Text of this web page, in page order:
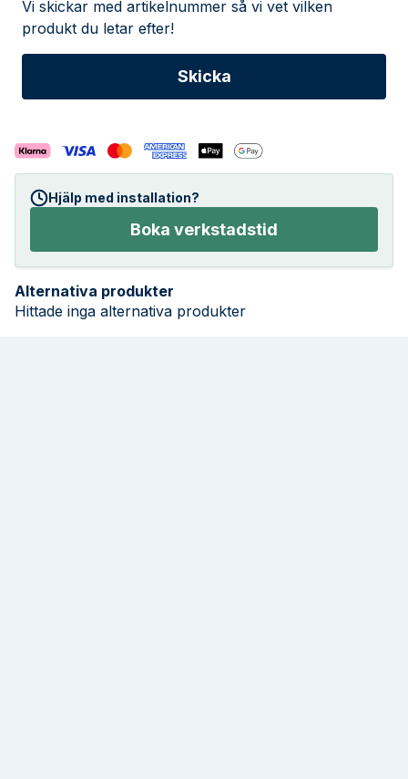
Vi skickar med artikelnummer så vi vet vilken
produkt du letar efter!
Hjälp med installation?
Boka verkstadstid
Alternativa produkter
Hittade inga alternativa produkter